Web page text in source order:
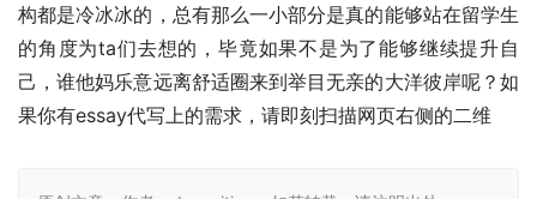
构都是冷冰冰的，总有那么一小部分是真的能够站在留学生
的角度为ta们去想的，毕竟如果不是为了能够继续提升自
己，谁他妈乐意远离舒适圈来到举目无亲的大洋彼岸呢？如
果你有essay代写上的需求，请即刻扫描网页右侧的二维